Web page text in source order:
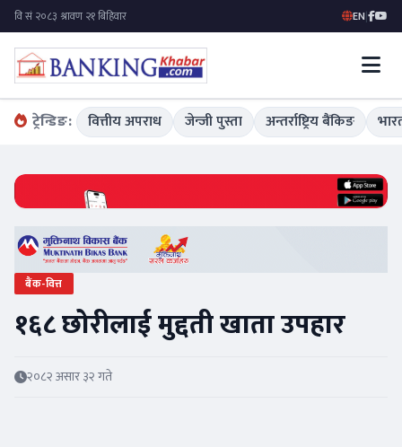
EN|
ट्रेन्डिङ: वित्तीय अपराध जेन्जी पुस्ता अन्तर्राष्ट्रिय बैंकिङ
बैंक-वित्त
१६८ छोरीलाई मुद्दती खाता उपहार
२०८२ असार ३२ गते